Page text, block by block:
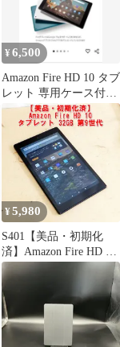
¥6,500
Amazon Fire HD 10 タブ
レット 専用ケース付き
2セット
¥5,980
S401【美品・初期化
済】Amazon Fire HD 10
タブレット 32GB 第9世
代 /5